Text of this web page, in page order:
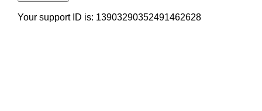
Your support ID is: 13903290352491462628